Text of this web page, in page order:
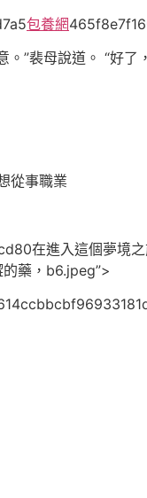
包養網
”裴母說道。 “好了
從事職業
在進入這個夢境之
藥，b6.jpeg”>